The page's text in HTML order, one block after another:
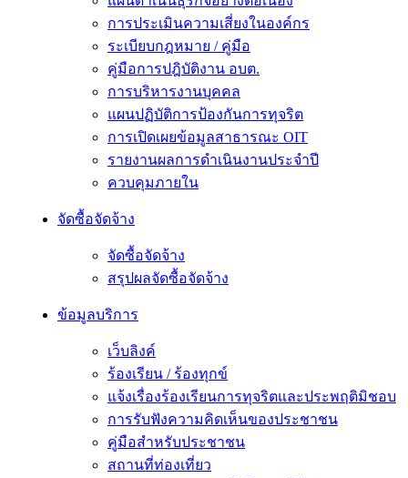
การประเมินความเสี่ยงในองค์กร
ระเบียบกฎหมาย / คู่มือ
คู่มือการปฎิบัติงาน อบต.
การบริหารงานบุคคล
แผนปฏิบัติการป้องกันการทุจริต
การเปิดเผยข้อมูลสาธารณะ OIT
รายงานผลการดำเนินงานประจำปี
ควบคุมภายใน
จัดซื้อจัดจ้าง
จัดซื้อจัดจ้าง
สรุปผลจัดซื้อจัดจ้าง
ข้อมูลบริการ
เว็บลิงค์
ร้องเรียน / ร้องทุกข์
แจ้งเรื่องร้องเรียนการทุจริตและประพฤติมิชอบ
การรับฟังความคิดเห็นของประชาชน
คู่มือสำหรับประชาชน
สถานที่ท่องเที่ยว